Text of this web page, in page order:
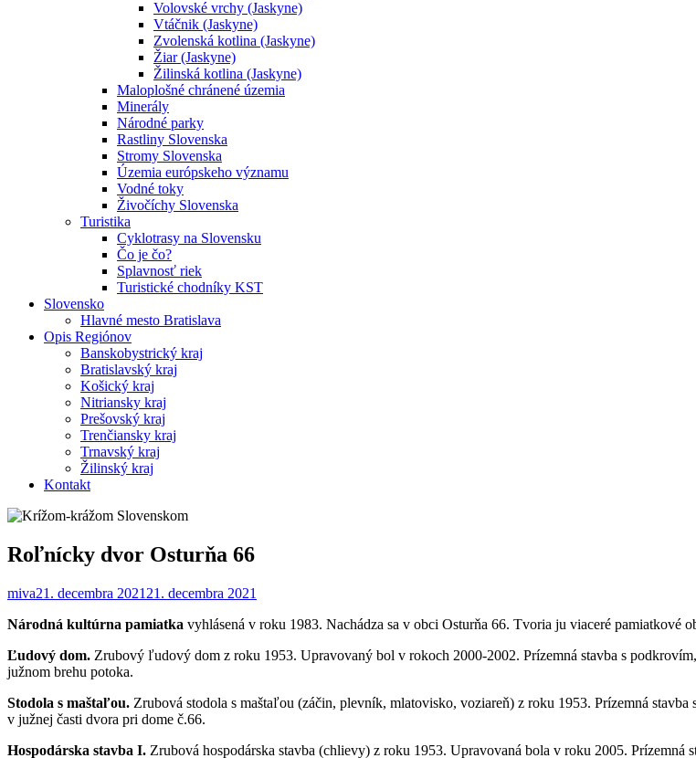
Volovské vrchy (Jaskyne)
Vtáčnik (Jaskyne)
Zvolenská kotlina (Jaskyne)
Žiar (Jaskyne)
Žilinská kotlina (Jaskyne)
Maloplošné chránené územia
Minerály
Národné parky
Rastliny Slovenska
Stromy Slovenska
Územia európskeho významu
Vodné toky
Živočíchy Slovenska
Turistika
Cyklotrasy na Slovensku
Čo je čo?
Splavnosť riek
Turistické chodníky KST
Slovensko
Hlavné mesto Bratislava
Opis Regiónov
Banskobystrický kraj
Bratislavský kraj
Košický kraj
Nitriansky kraj
Prešovský kraj
Trenčiansky kraj
Trnavský kraj
Žilinský kraj
Kontakt
Roľnícky dvor Osturňa 66
miva21. decembra 2021 21. decembra 2021
Národná kultúrna pamiatka vyhlásená v roku 1983. Nachádza sa v obci Osturňa 66. Tvoria ju viaceré pamiatkové
Ľudový dom. Zrubový ľudový dom z roku 1953. Upravovaný bol v rokoch 2000-2002. Prízemná stavba s
južnom brehu potoka.
Stodola s maštaľou. Zrubová stodola s maštaľou (záčin, plevník, mlatovisko, voziareň) z roku 1953. Prízemná
v južnej časti dvora pri dome č.66.
Hospodárska stavba I. Zrubová hospodárska stavba (chlievy) z roku 1953. Upravovaná bola v roku 2005.